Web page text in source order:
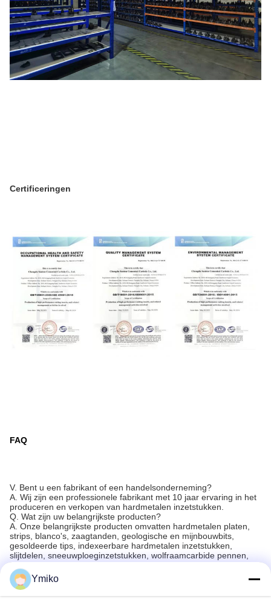
Certificeringen
FAQ
V. Bent u een fabrikant of een handelsonderneming?
A. Wij zijn een professionele fabrikant met 10 jaar ervaring in het
produceren en verkopen van hardmetalen inzetstukken.
Q. Wat zijn uw belangrijkste producten?
A. Onze belangrijkste producten omvatten hardmetalen platen,
strips, blanco's, zaagtanden, geologische en mijnbouwbits,
gesoldeerde tips, indexeerbare hardmetalen inzetstukken,
slijtdelen, sneeuwploeginzetstukken, wolfraamcarbide pennen,
enz.
Q. Wat is de betalingstermijn?
A. Wij accepteren Western Union, Onetouch, T/T en L/C. 30%
T/T aanbetaling en 70% saldo vóór verzending, of tegen kopie
Ymiko